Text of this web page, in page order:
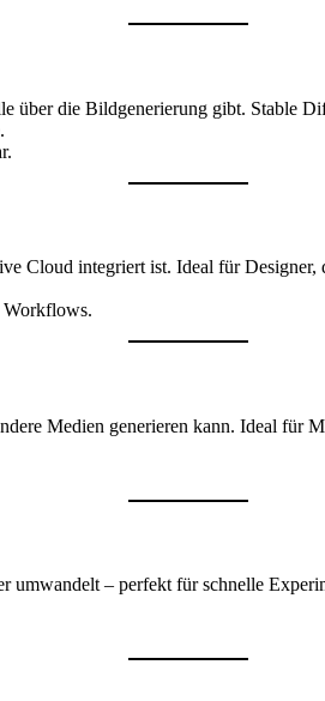
die Bildgenerierung gibt. Stable
Cloud integriert ist. Ideal für
Workflows.
Medien generieren kann. Ideal für
umwandelt – perfekt für schnelle